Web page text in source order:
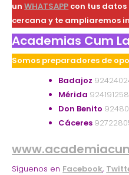
unWHATSAPP con tus datos
cercana y te ampliaremos
Academias Cum
Somos preparadores de
Badajoz
Mérida 924191258
Don Benito
Cáceres
Síguenos en Facebook,